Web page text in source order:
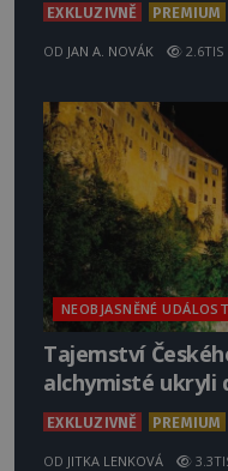
EXKLUZIVNĚ PREMIUM
OD JAN A. NOVÁK 2.6TIS
NEOBJASNĚNÉ
Tajemství
alchymisté ukryli
EXKLUZIVNĚ PREMIUM
OD JITKA LENKOVÁ